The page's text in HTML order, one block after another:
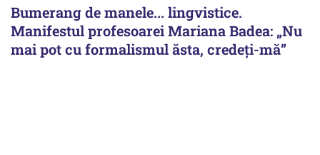
Bumerang de manele... lingvistice.
Manifestul profesoarei Mariana Badea: „Nu
mai pot cu formalismul ăsta, credeți-mă”